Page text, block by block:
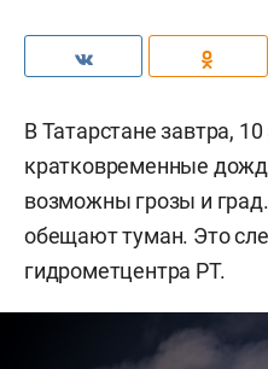
В Татарстане завтра,
кратковременные
возможны грозы и
обещают туман. Это
гидрометцентра РТ.